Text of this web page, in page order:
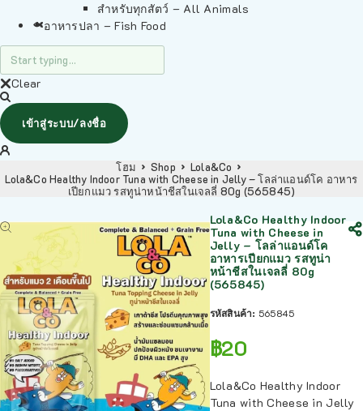
สำหรับทุกสัตว์ – All Animals
อาหารปลา – Fish Food
Clear
เข้าสู่ระบบ/ลงชื่อ
โฮม Shop
Lola&Co
Lola&Co Healthy Indoor Tuna with Cheese in Jelly – โลล่าแอนด์โค อาหาร
เปียกแมว รสทูน่าหน้าชีสในเจลลี่ 80g (565845)
Lola&Co Healthy Indoor
Tuna with Cheese in
Jelly – โลล่าแอนด์โค
อาหารเปียกแมว รสทูน่า
หน้าชีสในเจลลี่ 80g
(565845)
รหัสสินค้า: 565845
฿20
Lola&Co Healthy Indoor
Tuna with Cheese in Jelly